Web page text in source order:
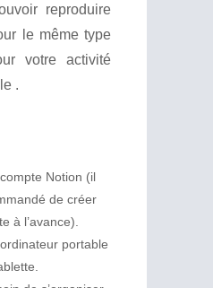
reproduire
le même type
votre activité
.
Notion (il
de créer
à l’avance).
portable